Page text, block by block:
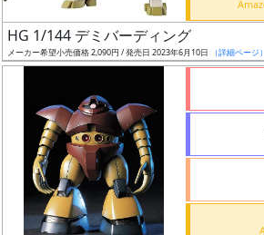
抽
選
HG 1/144 デミバーディング
メーカー希望小売価格 2,090円 / 発売日 2023年6月10日 （詳細ページ）